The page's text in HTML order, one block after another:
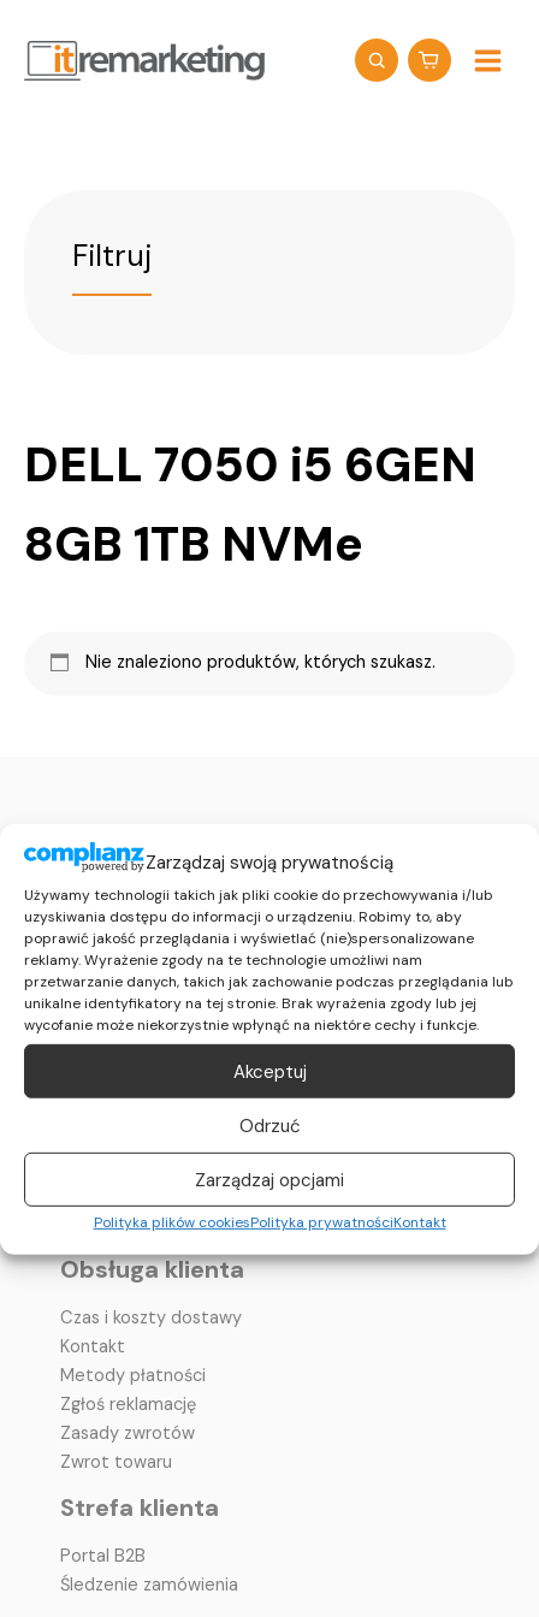
Zarządzaj swoją prywatnością
Używamy technologii takich jak pliki cookie do przechowywania i/lub
uzyskiwania dostępu do informacji o urządzeniu. Robimy to, aby
poprawić jakość przeglądania i wyświetlać (nie)spersonalizowane
reklamy. Wyrażenie zgody na te technologie umożliwi nam
przetwarzanie danych, takich jak zachowanie podczas przeglądania lub
unikalne identyfikatory na tej stronie. Brak wyrażenia zgody lub jej
wycofanie może niekorzystnie wpłynąć na niektóre cechy i funkcje.
Akceptuj
Odrzuć
Zarządzaj opcjami
Polityka plików cookiesPolityka prywatnościKontakt
treści
Filtruj
DELL 7050 i5 6GEN
8GB 1TB NVMe
Nie znaleziono produktów, których szukasz.
46 892 11 32
660 189 671
info@it-remarketing.pl
Pomoc – pytania i odpowiedzi
Regulamin
Obsługa klienta
Czas i koszty dostawy
Kontakt
Metody płatności
Zgłoś reklamację
Zasady zwrotów
Zwrot towaru
Strefa klienta
Portal B2B
Śledzenie zamówienia